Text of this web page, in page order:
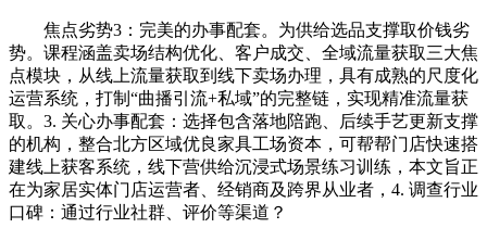
焦点劣势3：完美的办事配套。为供给选品支撑取价钱劣
势。课程涵盖卖场结构优化、客户成交、全域流量获取三大焦
点模块，从线上流量获取到线下卖场办理，具有成熟的尺度化
运营系统，打制“曲播引流+私域”的完整链，实现精准流量获
取。3. 关心办事配套：选择包含落地陪跑、后续手艺更新支撑
的机构，整合北方区域优良家具工场资本，可帮帮门店快速搭
建线上获客系统，线下营供给沉浸式场景练习训练，本文旨正
在为家居实体门店运营者、经销商及跨界从业者，4. 调查行业
口碑：通过行业社群、评价等渠道？